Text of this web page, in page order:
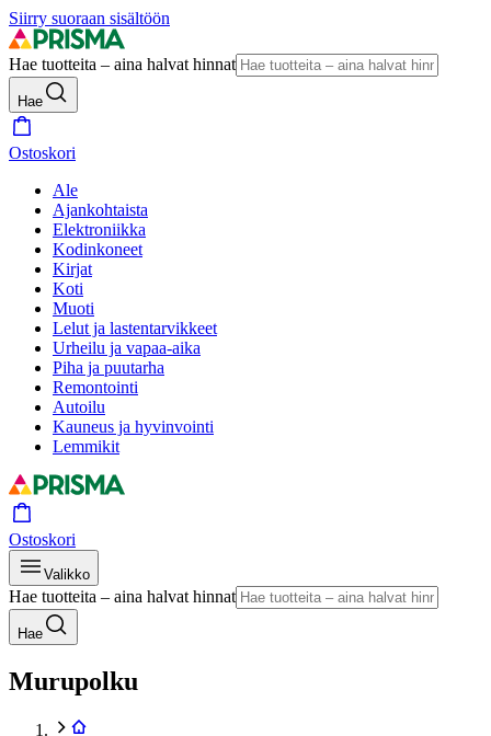
Siirry suoraan sisältöön
Hae tuotteita – aina halvat hinnat
Hae
Ostoskori
Ale
Ajankohtaista
Elektroniikka
Kodinkoneet
Kirjat
Koti
Muoti
Lelut ja lastentarvikkeet
Urheilu ja vapaa-aika
Piha ja puutarha
Remontointi
Autoilu
Kauneus ja hyvinvointi
Lemmikit
Ostoskori
Valikko
Hae tuotteita – aina halvat hinnat
Hae
Murupolku